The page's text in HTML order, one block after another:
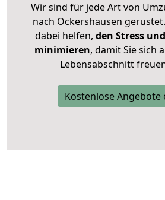
Wir sind für jede Art von
nach Ockershausen
dabei helfen, den Stress
minimieren, damit Sie sich
Lebensabschnitt
Kostenlose Angebote